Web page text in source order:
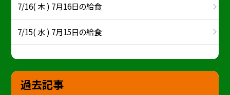
7/16( 木 ) 7月16日の給食
7/15( 水 ) 7月15日の給食
過去記事